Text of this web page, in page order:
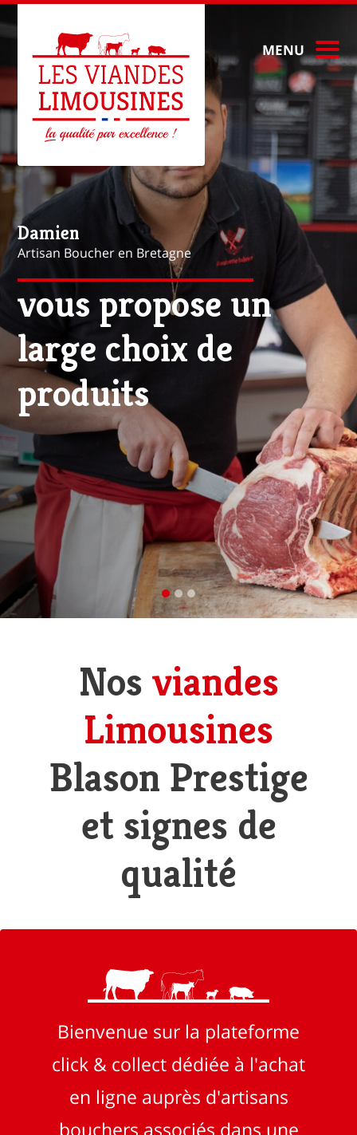
MENU
Mathieu
Artisan Boucher à Paris
vous propose une
viande d'excellence
Nos viandes
Limousines
Blason Prestige
et signes de
qualité
Bienvenue sur la plateforme
click & collect dédiée à l'achat
en ligne auprès d'artisans
bouchers associés dans une